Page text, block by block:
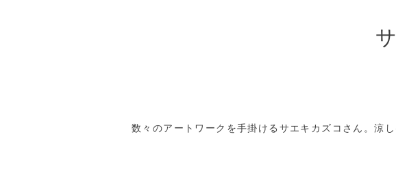
数々のアートワークを手掛けるサエキカズコさん。涼